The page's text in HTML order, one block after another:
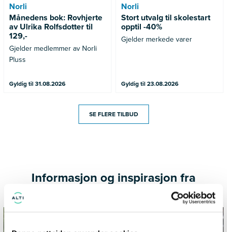
Norli
Månedens bok: Rovhjerte
av Ulrika Rolfsdotter til
129,-
Gjelder medlemmer av Norli
Pluss
Gyldig til 31.08.2026
Norli
Stort utvalg til skolestart
opptil -40%
Gjelder merkede varer
Gyldig til 23.08.2026
SE FLERE TILBUD
Informasjon og inspirasjon fra